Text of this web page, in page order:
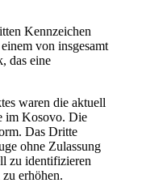
Kennzeichen
von insgesamt
das eine
waren die aktuell
im Kosovo. Die
Das Dritte
ohne Zulassung
zu identifizieren
erhöhen.